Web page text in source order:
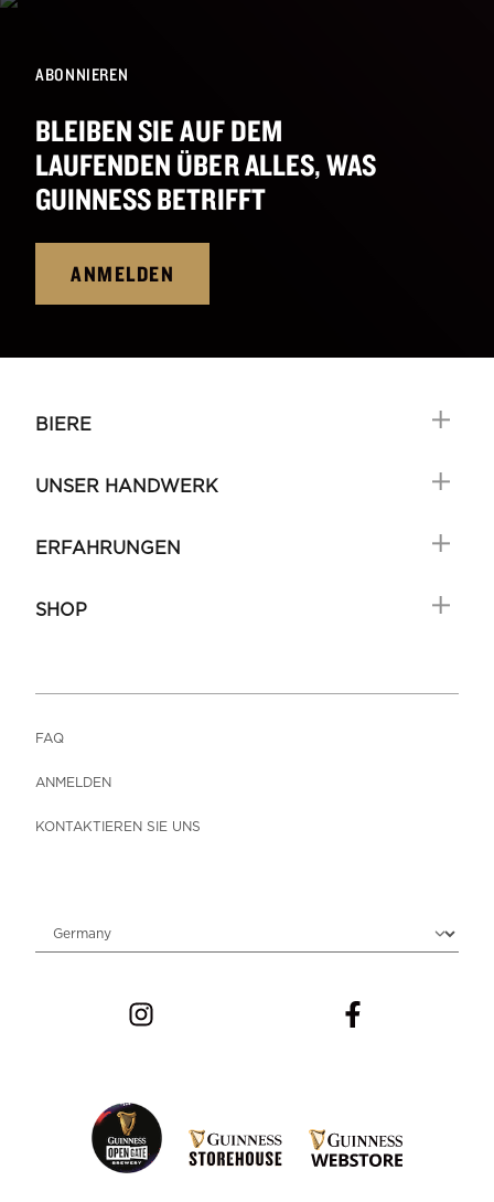
ABONNIEREN
BLEIBEN SIE AUF DEM
LAUFENDEN ÜBER ALLES, WAS
GUINNESS BETRIFFT
ANMELDEN
BIERE
UNSER HANDWERK
ERFAHRUNGEN
SHOP
FAQ
ANMELDEN
KONTAKTIEREN SIE UNS
Choose locale